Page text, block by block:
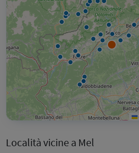
Località vicine a Mel